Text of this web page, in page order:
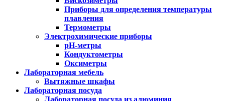
Приборы для определения температуры
плавления
Термометры
Электрохимические приборы
pH-метры
Кондуктометры
Оксиметры
Лабораторная мебель
Вытяжные шкафы
Лабораторная посуда
Лабораторная посуда из алюминия